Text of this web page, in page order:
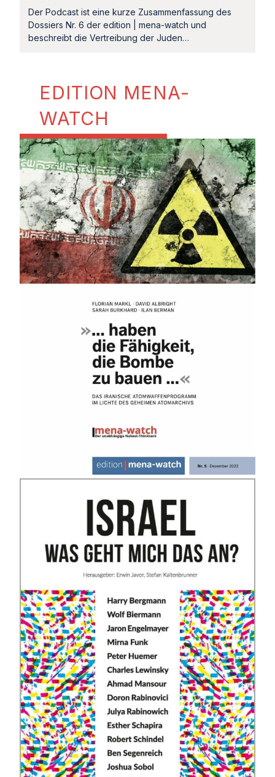
Der Podcast ist eine kurze Zusammenfassung des
Dossiers Nr. 6 der edition | mena-watch und
beschreibt die Vertreibung der Juden…
EDITION MENA-
WATCH